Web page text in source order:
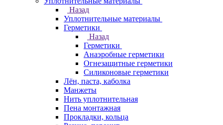
Назад
Уплотнительные материалы
Герметики
Назад
Герметики
Анаэробные герметики
Огнезащитные герметики
Силиконовые герметики
Лён, паста, каболка
Манжеты
Нить уплотнительная
Пена монтажная
Прокладки, кольца